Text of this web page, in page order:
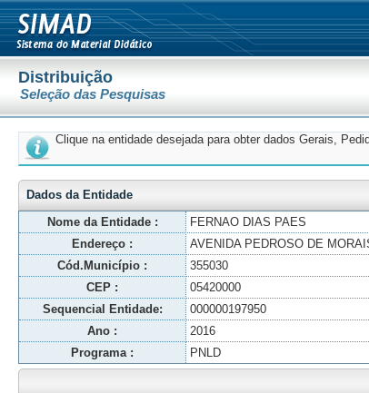
Distribuição
Seleção das Pesquisas
Clique na entidade desejada para obter dados Gerais,
Dados da Entidade
Nome da Entidade :
FERNAO DIAS PAES
Endereço :
AVENIDA PEDROSO DE
Cód.Município :
355030
CEP :
05420000
Sequencial Entidade:
000000197950
Ano :
2016
Programa :
PNLD